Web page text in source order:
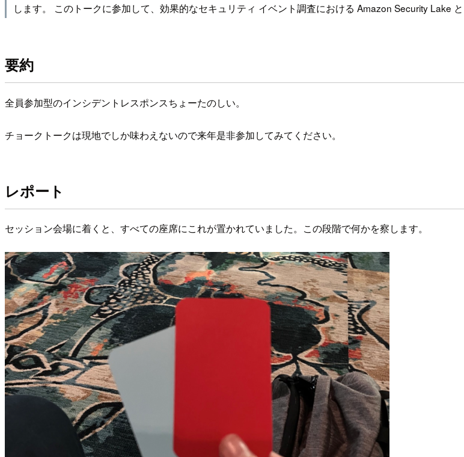
します。 このトークに参加して、効果的なセキュリティ イベント調査における Amazon Security Lake
要約
全員参加型のインシデントレスポンスちょーたのしい。
チョークトークは現地でしか味わえないので来年是非参加してみてください。
レポート
セッション会場に着くと、すべての座席にこれが置かれていました。この段階で何かを察します。